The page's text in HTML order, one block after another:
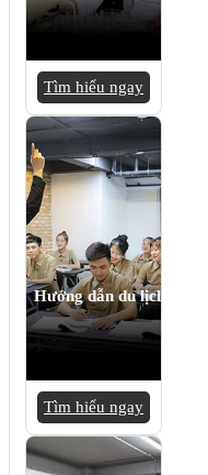
Tìm hiểu ngay
Hướng dẫn du lịch
Tìm hiểu ngay